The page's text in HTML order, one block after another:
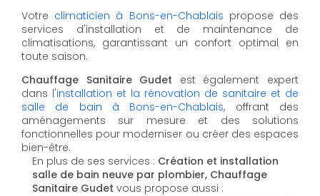
Votre climaticien à Bons-en-Chablais propose des
services d'installation et de maintenance de
climatisations, garantissant un confort optimal en
toute saison.
Chauffage Sanitaire Gudet est également expert
dans l'installation et la rénovation de sanitaire et de
salle de bain à Bons-en-Chablais, offrant des
aménagements sur mesure et des solutions
fonctionnelles pour moderniser ou créer des espaces
bien-être.
En plus de ses services : Création et installation
salle de bain neuve par plombier, Chauffage
Sanitaire Gudet vous propose aussi :